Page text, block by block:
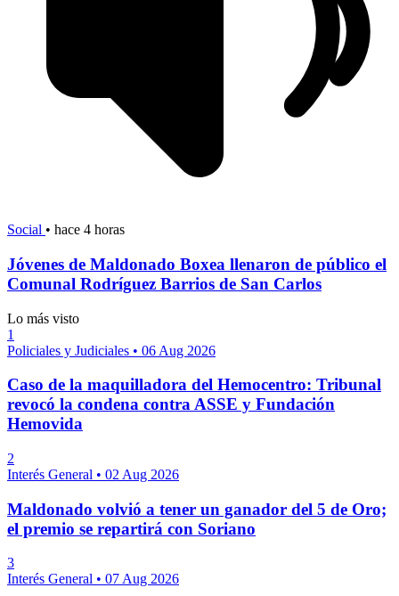
Social • hace 4 horas
Jóvenes de Maldonado Boxea llenaron de público el
Comunal Rodríguez Barrios de San Carlos
Lo más visto
1
Policiales y Judiciales • 06 Aug 2026
Caso de la maquilladora del Hemocentro: Tribunal
revocó la condena contra ASSE y Fundación
Hemovida
2
Interés General • 02 Aug 2026
Maldonado volvió a tener un ganador del 5 de Oro;
el premio se repartirá con Soriano
3
Interés General • 07 Aug 2026